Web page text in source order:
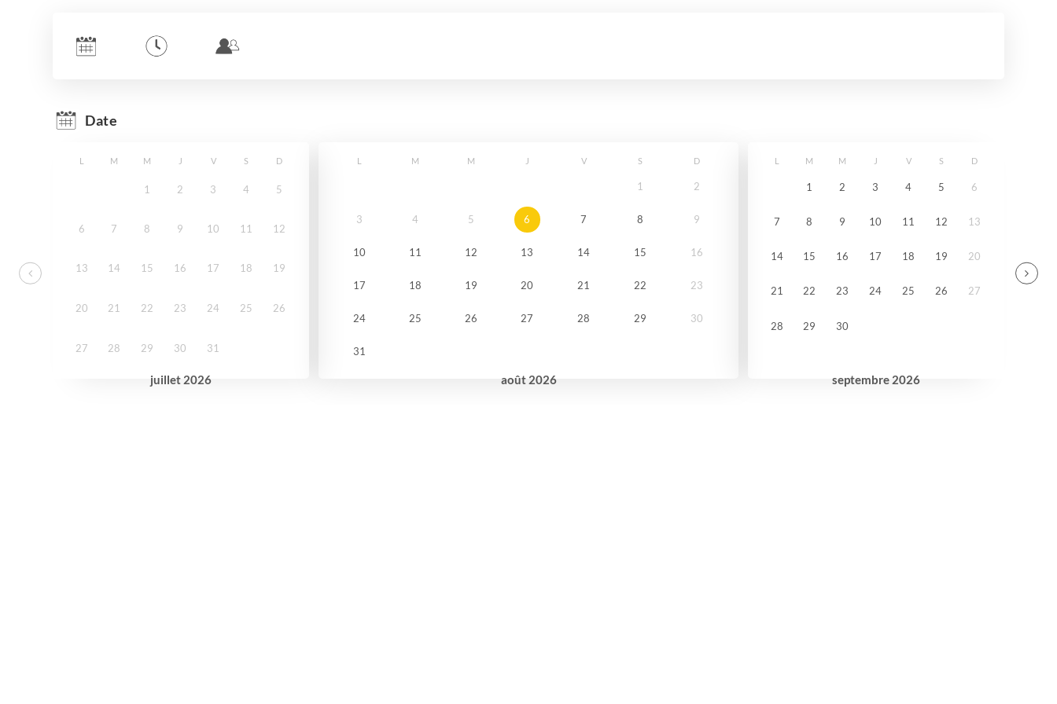
Date
juillet 2026
L M M J V S D
1 2 3 4 5
6 7 8 9 10 11 12
13 14 15 16 17 18 19
20 21 22 23 24 25 26
27 28 29 30 31
août 2026
L M M J V S D
1 2
3 4 5 6 7 8 9
10 11 12 13 14 15 16
17 18 19 20 21 22 23
24 25 26 27 28 29 30
31
septembre 2026
L M M J V S D
1 2 3 4 5 6
7 8 9 10 11 12 13
14 15 16 17 18 19 20
21 22 23 24 25 26 27
28 29 30